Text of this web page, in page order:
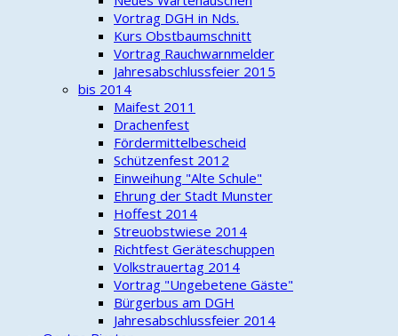
Vortrag DGH in Nds.
Kurs Obstbaumschnitt
Vortrag Rauchwarnmelder
Jahresabschlussfeier 2015
bis 2014
Maifest 2011
Drachenfest
Fördermittelbescheid
Schützenfest 2012
Einweihung "Alte Schule"
Ehrung der Stadt Munster
Hoffest 2014
Streuobstwiese 2014
Richtfest Geräteschuppen
Volkstrauertag 2014
Vortrag "Ungebetene Gäste"
Bürgerbus am DGH
Jahresabschlussfeier 2014